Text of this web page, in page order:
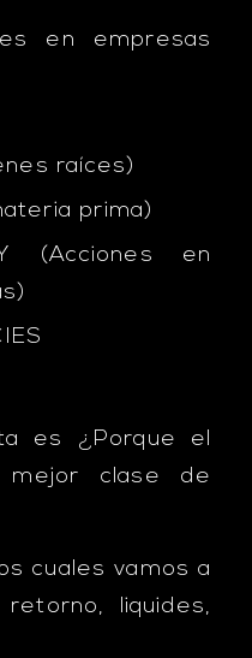
en empresas
raíces)
prima)
(Acciones en
es ¿Porque el
clase de
cuales vamos a
liquides,